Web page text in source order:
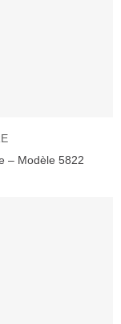
– Modèle 5822